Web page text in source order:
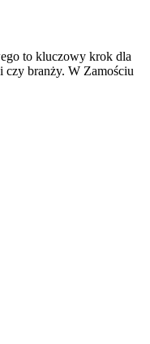
to kluczowy krok dla
czy branży. W Zamościu